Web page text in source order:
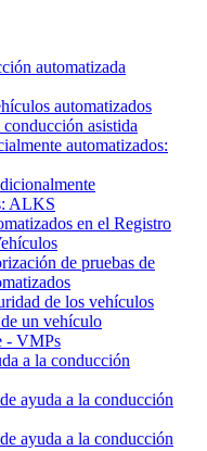
automatizada
automatizados
asistida
automatizados:
ALKS
en el Registro
de pruebas de
de los vehículos
un vehículo
- VMPs
a la conducción
ayuda a la conducción
ayuda a la conducción